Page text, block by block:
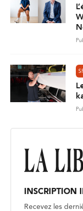
INSCRIPTION
Recevez les